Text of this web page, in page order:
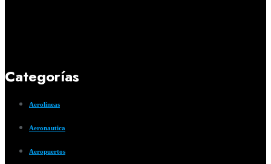
Categorías
Aerolíneas
Aeronautica
Aeropuertos